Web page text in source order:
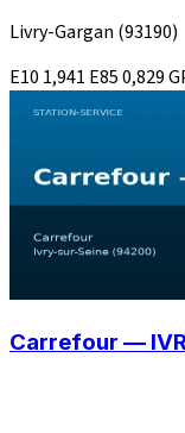
Livry-Gargan (93190)
E10 1,941 E850,829
Carrefour —